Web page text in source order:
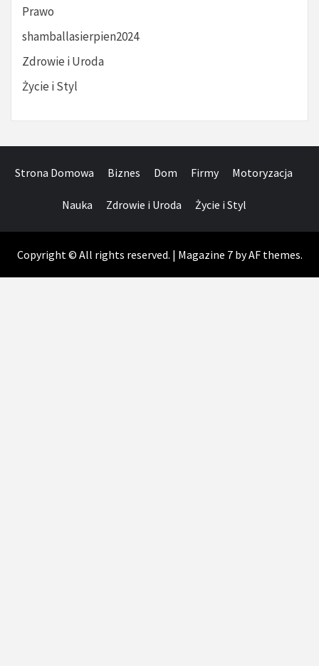
Prawo
shamballasierpien2024
Zdrowie i Uroda
Życie i Styl
Strona Domowa Biznes Dom Firmy Motoryzacja
Nauka Zdrowie i Uroda Życie i Styl
Copyright © All rights reserved. | Magazine 7by AF themes.